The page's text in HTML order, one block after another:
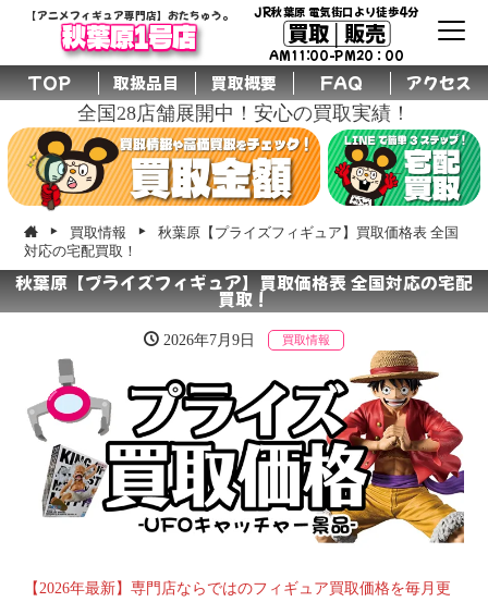
【アニメフィギュア専門店】おたちゅう。
秋葉原1号店
JR秋葉原 電気街口より徒歩4分
買取│販売
AM11:00-PM20：00
TOP 取扱品目 買取概要 FAQ アクセス
全国28店舗展開中！安心の買取実績！
買取情報
秋葉原【プライズフィギュア】買取価格表 全国
対応の宅配買取！
秋葉原【プライズフィギュア】買取価格表 全国対応の宅配
買取！
2026年7月9日 買取情報
【2026年最新】専門店ならではのフィギュア買取価格を毎月更